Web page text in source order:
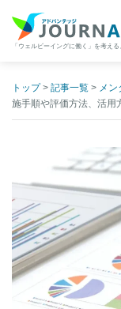
content
「ウェルビーイングに働く」を考える
トップ> 記事一覧 > メン
施手順や評価方法、活用